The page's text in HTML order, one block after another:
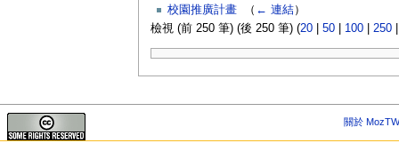
校園推廣計畫‎ （ ← 連結）
檢視 (前 250 筆) (後 250 筆) (20| 50| 100| 250
關於